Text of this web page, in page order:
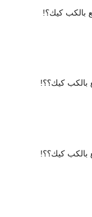
بالكب كيك؟!
بالكب كيك؟؟!
بالكب كيك؟؟!